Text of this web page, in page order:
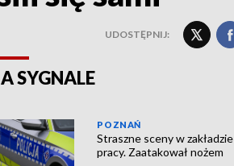
UDOSTĘPNIJ:
SYGNALE
POZNAŃ
Straszne sceny w zakładzie
pracy. Zaatakował nożem